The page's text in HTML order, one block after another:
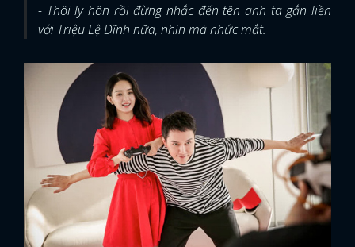
- Thôi ly hôn rồi đừng nhắc đến tên anh ta gắn liền
với Triệu Lệ Dĩnh nữa, nhìn mà nhức mắt.